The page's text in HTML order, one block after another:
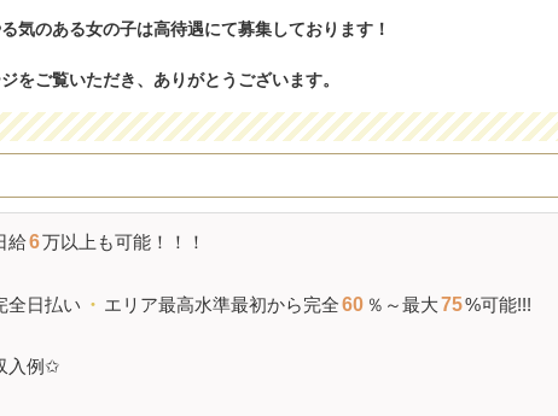
気のある女の子は高待遇にて募集しております！
をご覧いただき、ありがとうございます。
給6万以上も可能！！！
全日払い ・ エリア最高水準最初から完全60 ％～最大75%可能!!!
入例✩